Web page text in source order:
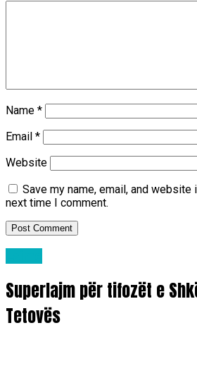
Name *
Email *
Website
Save my name, email, and
next time I comment.
Superlajm për tifozët e
Tetovës